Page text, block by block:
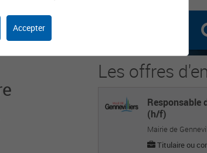
Accepter
Les offres
Responsable
(h/f)
Mairie de
Titulaire ou